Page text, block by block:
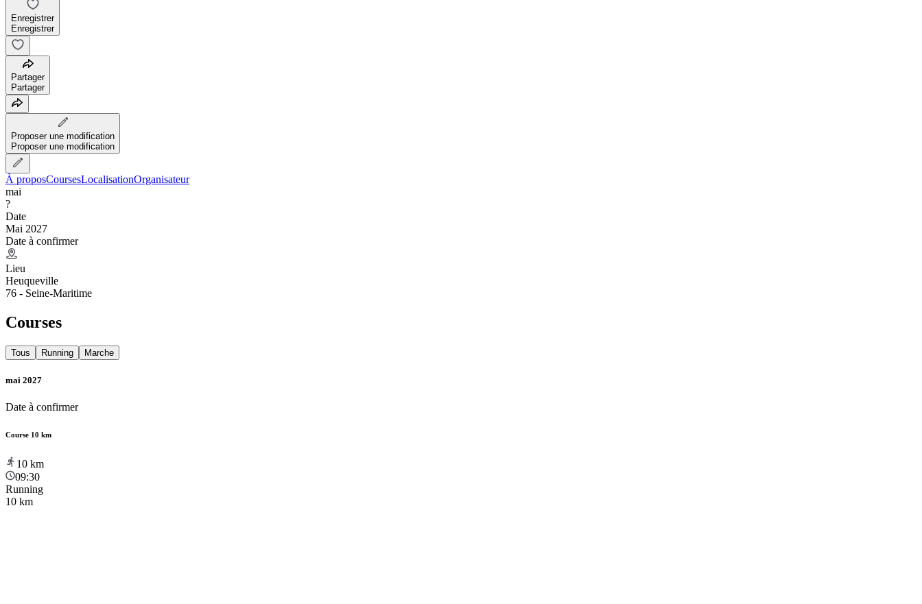
Enregistrer
Enregistrer
Partager
Partager
Proposer une modification
Proposer une modification
À proposCoursesLocalisationOrganisateur
mai
?
Date
Mai 2027
Date à confirmer
Lieu
Heuqueville
76 - Seine-Maritime
Courses
Tous Running Marche
mai 2027
Date à confirmer
Course 10 km
10 km
09:30
Running
10 km